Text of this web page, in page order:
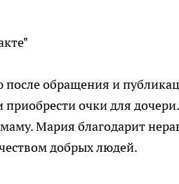
после обращения и
очки для
Мария благодарит
добрых людей.